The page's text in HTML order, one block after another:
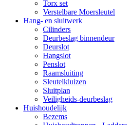
Torx set
Verstelbare Moersleutel
Hang- en sluitwerk
Cilinders
Deurbeslag binnendeur
Deurslot
Hangslot
Penslot
Raamsluiting
Sleutelkluizen
Sluitplan
Veiligheids-deurbeslag
Huishoudelijk
Bezems